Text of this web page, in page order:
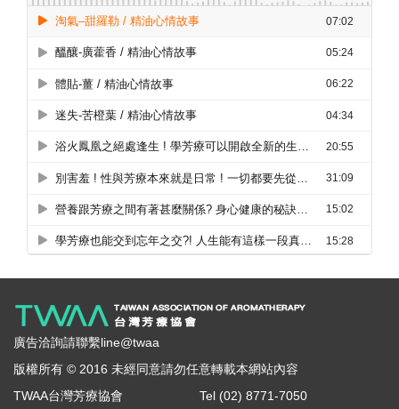
廣告洽詢請聯繫line@twaa
版權所有 © 2016 未經同意請勿任意轉載本網站內容
TWAA台灣芳療協會
Tel (02) 8771-7050